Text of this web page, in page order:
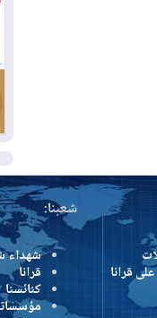
شعبنا:
شهداء
قرانا
كنائسنا
مؤسساتنا